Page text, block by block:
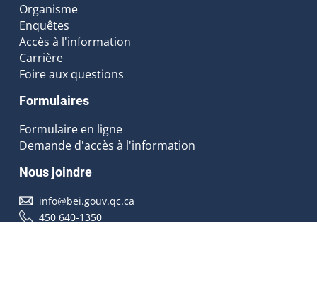
Organisme
Enquêtes
Accès à l'information
Carrière
Foire aux questions
Formulaires
Formulaire en ligne
Demande d'accès à l'information
Nous joindre
info@bei.gouv.qc.ca
450 640-1350